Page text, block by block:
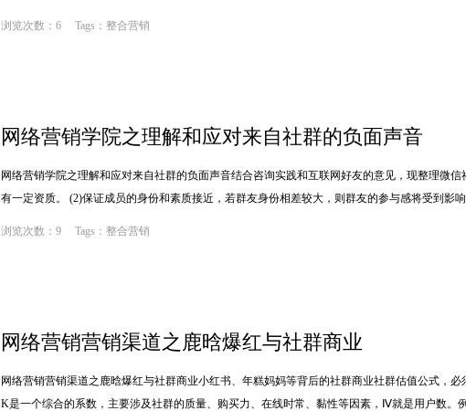
浏览次数：6 Tags：整合营销
网络营销学院之理解和应对来自社群的负面声音
网络营销学院之理解和应对来自社群的负面声音结合咨询实践和互联网好友的意见，现整理微
有一定资质。 (2)保证成员的身份和素质接近，若群友身份相差较大，则群友的参与感将受到
浏览次数：9 Tags：整合营销
网络营销营销渠道之鹿晗爆红与社群商业
网络营销营销渠道之鹿晗爆红与社群商业小红书、年糕妈妈等背后的社群商业社群估值公式
K是一个综合的系数，主要涉及社群的质量、购买力、在线时常、黏性等因素，Ⅳ就是用户数。